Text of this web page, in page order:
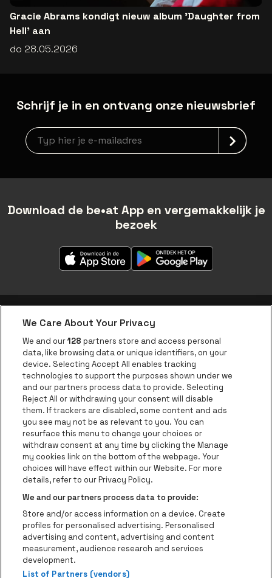
Gracie Abrams kondigt nieuw album 'Daughter from
Hell' aan
do 28.05.2026
Schrijf je in en ontvang onze nieuwsbrief
Nieuwsbrief aanmelding
Download de be•at App en vergemakkelijk je
bezoek
be•at app
be•at Corporate
be•at Business
Groepen
Helpcenter
Contact
Instagram
Facebook
Threads
TiktokYoutube
Be•at Tickets is een deel van be•at
be•at Tickets
Schijnpoortweg 119, 2170 Antwerpen
Be-At Venues
Schijnpoortweg 119, 2170 Antwerpen
BTW (BE) 0461.051.688 - RPR Antwerpen
BNP Paribas Fortis - IBAN: BE93 2200 4925 0067 - BIC:
GEBABEBB
We Care About Your Privacy
We and our128 partners store and access personal
data, like browsing data or unique identifiers, on your
device. Selecting Accept All enables tracking
technologies to support the purposes shown under we
and our partners process data to provide. Selecting
Reject All or withdrawing your consent will disable
them. If trackers are disabled, some content and ads
you see may not be as relevant to you. You can
resurface this menu to change your choices or
withdraw consent at any time by clicking the Manage
my cookies link on the bottom of the webpage. Your
choices will have effect within our Website. For more
details, refer to our Privacy Policy.
We and our partners process data to provide:
Store and/or access information on a device. Create
profiles for personalised advertising. Personalised
advertising and content, advertising and content
measurement, audience research and services
development.
List of Partners (vendors)